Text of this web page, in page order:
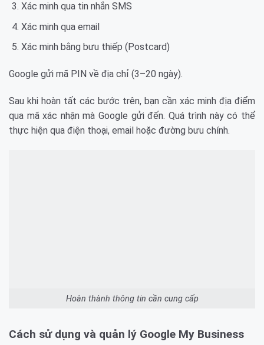
Xác minh qua tin nhắn SMS
Xác minh qua email
Xác minh bằng bưu thiếp (Postcard)
Google gửi mã PIN về địa chỉ (3–20 ngày).
Sau khi hoàn tất các bước trên, bạn cần xác minh địa điểm
qua mã xác nhận mà Google gửi đến. Quá trình này có thể
thực hiện qua điện thoại, email hoặc đường bưu chính.
Hoàn thành thông tin cần cung cấp
Cách sử dụng và quản lý Google My Business